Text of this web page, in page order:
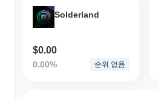
Solderland
$0.00
0.00% 순위 없음